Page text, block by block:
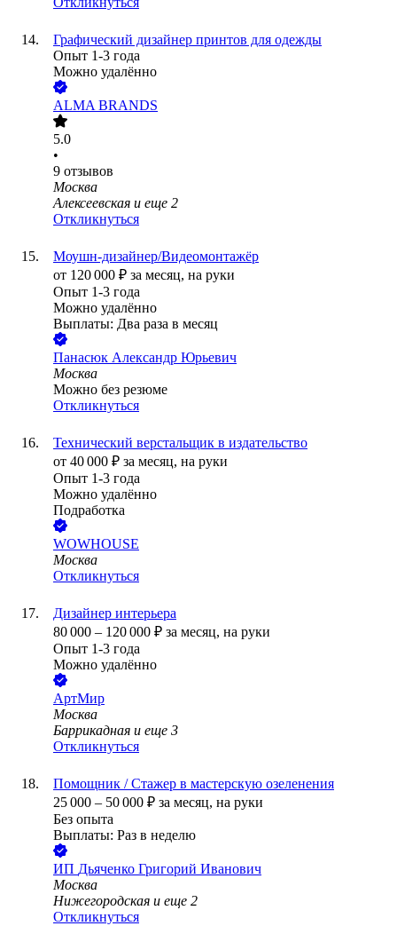
Графический дизайнер принтов для одежды
Опыт 1-3 года
Можно удалённо
ALMA BRANDS
5.0
•
9 отзывов
Москва
Алексеевская и еще 2
Откликнуться
Моушн-дизайнер/Видеомонтажёр
от 120 000 ₽ за месяц, на руки
Опыт 1-3 года
Можно удалённо
Выплаты: Два раза в месяц
Панасюк Александр Юрьевич
Москва
Можно без резюме
Откликнуться
Технический верстальщик в издательство
от 40 000 ₽ за месяц, на руки
Опыт 1-3 года
Можно удалённо
Подработка
WOWHOUSE
Москва
Откликнуться
Дизайнер интерьера
80 000 – 120 000 ₽ за месяц, на руки
Опыт 1-3 года
Можно удалённо
АртМир
Москва
Баррикадная и еще 3
Откликнуться
Помощник / Стажер в мастерскую озеленения
25 000 – 50 000 ₽ за месяц, на руки
Без опыта
Выплаты: Раз в неделю
ИП Дьяченко Григорий Иванович
Москва
Нижегородская и еще 2
Откликнуться